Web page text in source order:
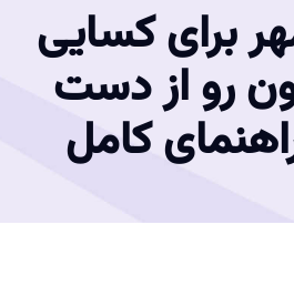
برای کسایی
رو از دست
کامل